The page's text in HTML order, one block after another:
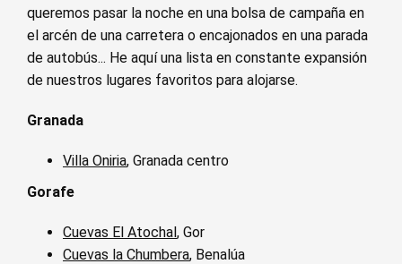
queremos pasar la noche en una bolsa de campaña en
el arcén de una carretera o encajonados en una parada
de autobús... He aquí una lista en constante expansión
de nuestros lugares favoritos para alojarse.
Granada
Villa Oniria, Granada centro
Gorafe
Cuevas El Atochal, Gor
Cuevas la Chumbera, Benalúa